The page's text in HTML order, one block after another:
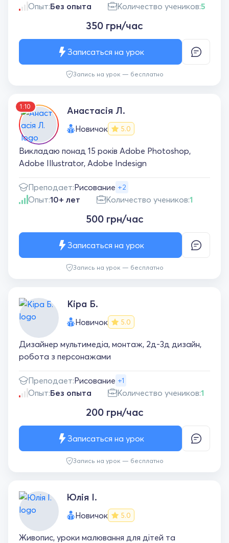
Опыт:Без опыта Количество учеников:5
350 грн/час
Запись на урок — бесплатно
Записаться на урок
1:10 Анастасія Л.
Новичок 5.0
Викладаю понад 15 років Adobe Photoshop,
Adobe Illustrator, Adobe Indesign
Преподает:Рисование +2
Опыт:10+ лет Количество учеников:1
500 грн/час
Запись на урок — бесплатно
Записаться на урок
Кіра Б.
Новичок 5.0
Дизайнер мультимедіа, монтаж, 2д-3д дизайн,
робота з персонажами
Преподает:Рисование +1
Опыт:Без опыта Количество учеников:1
200 грн/час
Запись на урок — бесплатно
Записаться на урок
Юлія І.
Новичок 5.0
Живопис, уроки малювання для дітей та